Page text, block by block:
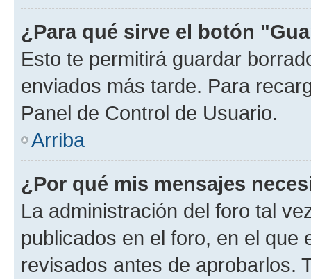
¿Para qué sirve el botón
Esto te permitirá guardar
enviados más tarde. Para
Panel de Control de Usuario.
Arriba
¿Por qué mis mensajes
La administración del foro tal
publicados en el foro, en el
revisados antes de aprobarlos.